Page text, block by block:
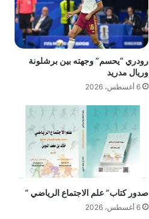
رودري “يحسم” وجهته بين برشلونة
وريال مدريد
6 أغسطس، 2026
صدور كتاب” علم الاجتماع الرياضي “
6 أغسطس، 2026